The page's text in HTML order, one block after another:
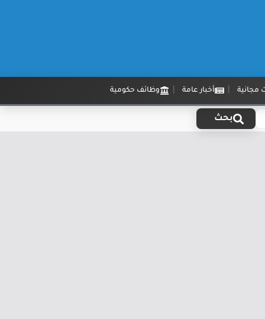
مجانية أخبار عامة وظائف حكومية
بحث